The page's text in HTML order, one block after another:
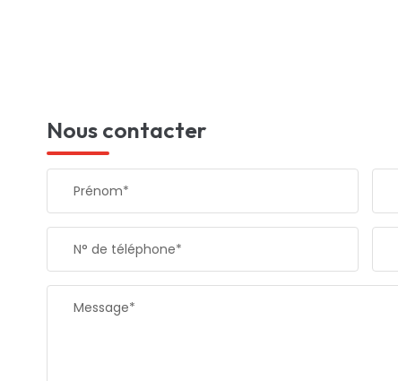
Nous contacter
Prénom*
N° de téléphone*
Message*